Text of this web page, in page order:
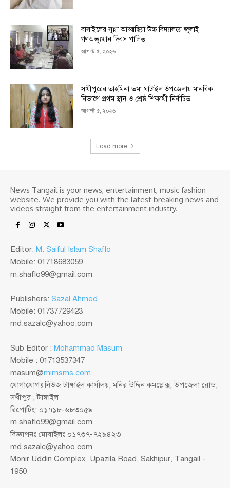
বাসাইলের সুন্না আব্বাছিয়া উচ্চ বিদ্যালয়ে জুলাই
গণঅভ্যুত্থান দিবস পালিত
আগস্ট ৫, ২০২৬
সখীপুরের তাহমিনা তমা ঘাটাইল উপজেলায় মানবিক
বিভাগে প্রথম স্থান ও শ্রেষ্ঠ শিক্ষার্থী নির্বাচিত
আগস্ট ৫, ২০২৬
Load more
News Tangail is your news, entertainment, music fashion
website. We provide you with the latest breaking news and
videos straight from the entertainment industry.
Editor: M. Saiful Islam Shaflo
Mobile: 01718683059
m.shaflo99@gmail.com
Publishers: Sazal Ahmed
Mobile: 01737729423
md.sazalc@yahoo.com
Sub Editor : Mohammad Masum
Mobile : 01713537347
masum@mimsms.com
যোগাযোগঃ নিউজ টাঙ্গাইল কার্যালয়, মনির উদ্দিন কমপ্লেক্স, উপজেলা রোড,
সখীপুর , টাঙ্গাইল।
রিপোটিং: ০১৭১৮-৬৮৩০৫৯
m.shaflo99@gmail.com
বিজ্ঞাপনঃ মোবাইলঃ ০১৭৩৭-৭২৯৪২৩
md.sazalc@yahoo.com
Monir Uddin Complex, Upazila Road, Sakhipur, Tangail -
1950